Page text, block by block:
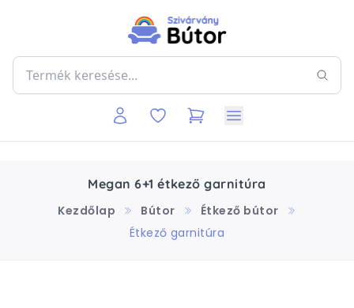
Megan 6+1 étkező garnitúra
Kezdőlap
Bútor
Étkező bútor
Étkező garnitúra